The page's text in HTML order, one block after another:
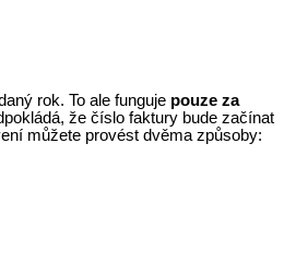
rok. To ale funguje pouze za
že číslo faktury bude začínat
můžete provést dvěma způsoby: